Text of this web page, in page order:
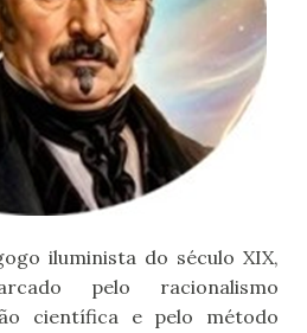
iluminista do século XIX,
pelo racionalismo
científica e pelo método